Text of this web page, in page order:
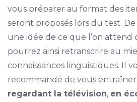
vous préparer au format des
seront proposés lors du test.
une idée de ce que l’on attend
pourrez ainsi retranscrire au
connaissances linguistiques. Il
recommandé de vous
regardant la télévision, en